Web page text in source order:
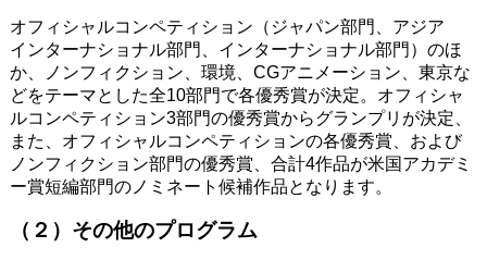
オフィシャルコンペティション（ジャパン部門、アジア
インターナショナル部門、インターナショナル部門）のほ
か、ノンフィクション、環境、CGアニメーション、東京な
どをテーマとした全10部門で各優秀賞が決定。オフィシャ
ルコンペティション3部門の優秀賞からグランプリが決定、
また、オフィシャルコンペティションの各優秀賞、および
ノンフィクション部門の優秀賞、合計4作品が米国アカデミ
ー賞短編部門のノミネート候補作品となります。
（２）その他のプログラム